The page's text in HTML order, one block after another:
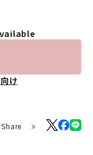
け
Share